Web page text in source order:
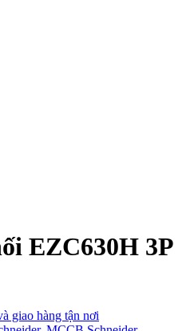
EZC630H 3P
giao hàng tận nơi